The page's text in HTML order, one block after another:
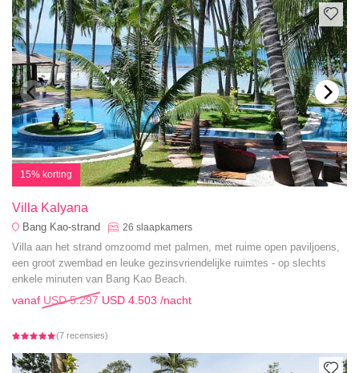
15% korting
Villa Kalyana
Bang Kao-strand 26 slaapkamers
Villa aan het strand omzoomd met palmen, met ruime open paviljoens,
een groot zwembad en leuke gezinsvriendelijke ruimtes - op slechts
enkele minuten van Bang Kao Beach.
vanaf USD 5.297 USD 4.503 /nacht
(7 recensies)